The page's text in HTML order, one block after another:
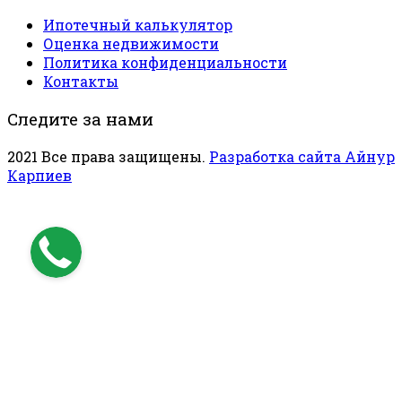
Ипотечный калькулятор
Оценка недвижимости
Политика конфиденциальности
Контакты
Следите за нами
2021 Все права защищены. Разработка сайта Айнур
Карпиев